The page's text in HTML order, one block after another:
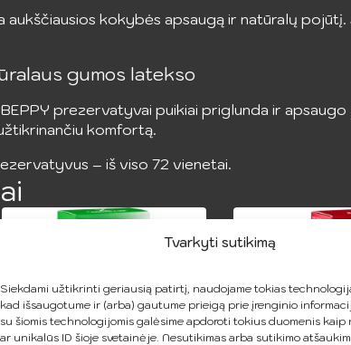
Tvarkyti sutikimą
Siekdami užtikrinti geriausią patirtį, naudojame tokias
kad išsaugotume ir (arba) gautume prieigą prie įrenginio
su šiomis technologijomis galėsime apdoroti tokius duomenis kaip
ar unikalūs ID šioje svetainėje. Nesutikimas arba sutikimo
aukščiausios kokybės apsaugą ir natūralų
gumos latekso
prezervatyvai puikiai priglunda ir
komfortą.
– iš viso 72 vienetai.